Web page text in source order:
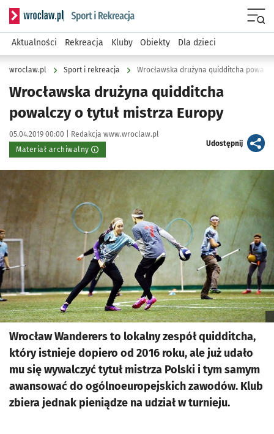
Serwis informacyjny wroclaw.pl podserwis: Sport i rekreacja
Aktualności Rekreacja Kluby Obiekty Dla dzieci
wroclaw.pl Sport i rekreacja Wrocławska drużyna quidditcha
Wrocławska drużyna quidditcha
powalczy o tytuł mistrza Europy
Data publikacji:
05.04.2019 00:00 | Autor:
Redakcja www.wroclaw.pl
Materiał archiwalny
Udostępnijartykuł
Kliknij, aby powiększyć
Wrocław Wanderers to lokalny zespół quidditcha,
który istnieje dopiero od 2016 roku, ale już udało
mu się wywalczyć tytuł mistrza Polski i tym samym
awansować do ogólnoeuropejskich zawodów. Klub
zbiera jednak pieniądze na udział w turnieju.